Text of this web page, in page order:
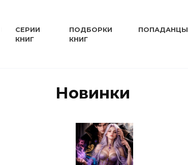
СЕРИИ
КНИГ
ПОДБОРКИ
КНИГ
ПОПАДАНЦЫ
Новинки